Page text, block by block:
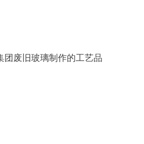
废旧玻璃制作的工艺品